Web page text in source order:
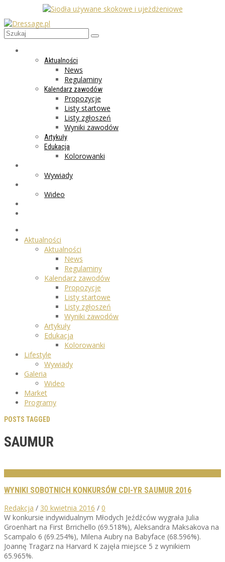
Aktualności
News
Regulaminy
Kalendarz zawodów
Propozycje
Listy startowe
Listy zgłoszeń
Wyniki zawodów
Artykuły
Edukacja
Kolorowanki
Wywiady
Wideo
Aktualności
Aktualności
News
Regulaminy
Kalendarz zawodów
Propozycje
Listy startowe
Listy zgłoszeń
Wyniki zawodów
Artykuły
Edukacja
Kolorowanki
Lifestyle
Wywiady
Galeria
Wideo
Market
Programy
POSTS TAGGED
SAUMUR
WYNIKI SOBOTNICH KONKURSÓW CDI-YR SAUMUR 2016
Redakcja / 30 kwietnia 2016 / 0
W konkursie indywidualnym Młodych Jeźdźców wygrała Julia
Groenhart na First Brrichello (69.518%), Aleksandra Maksakova na
Scampalo 6 (69.254%), Milena Aubry na Babyface (68.596%).
Joannę Tragarz na Harvard K zajęła miejsce 5 z wynikiem
65.965%.